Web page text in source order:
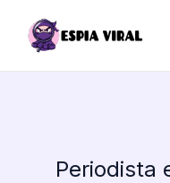
contenido
Periodista